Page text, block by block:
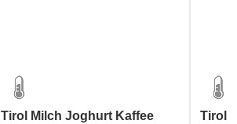
Tirol Milch Joghurt Kaffee Tirol